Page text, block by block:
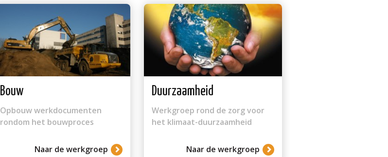
Bouw
Opbouw werkdocumenten
rondom het bouwproces
Naar de werkgroep
Duurzaamheid
Werkgroep rond de zorg voor
het klimaat-duurzaamheid
Naar de werkgroep